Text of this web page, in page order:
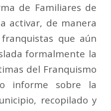
de Familiares de
activar, de manera
que aún
formalmente la
del Franquismo
informe sobre la
recopilado y